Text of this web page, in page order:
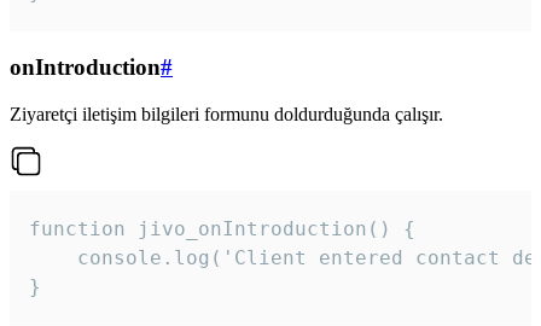
onIntroduction#
Ziyaretçi iletişim bilgileri formunu doldurduğunda çalışır.
function jivo_onIntroduction() {
console.log('Client entered contact
}